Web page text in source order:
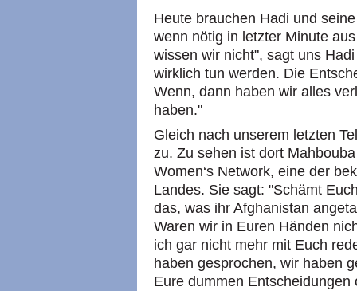
Heute brauchen Hadi und
wenn nötig in letzter Minute
wissen wir nicht", sagt uns
wirklich tun werden. Die
Wenn, dann haben wir alles
haben."
Gleich nach unserem letzten
zu. Zu sehen ist dort
Women‘s Network, eine der
Landes. Sie sagt: "Schämt
das, was ihr Afghanistan
Waren wir in Euren Händen
ich gar nicht mehr mit Euch
haben gesprochen, wir haben
Eure dummen